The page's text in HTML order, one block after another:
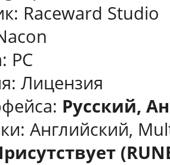
Raceward Studio
PC
Лицензия
Русский,
Английский,